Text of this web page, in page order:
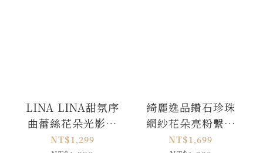
LINA LINA甜氛序
曲蕾絲花朵光影碎
花洋裝-清新藍
NT$1,299
綺麗逸品鑽石珍珠
網紗花朵亮粉繫帶
尖頭跟鞋-高貴白36-
NT$1,699